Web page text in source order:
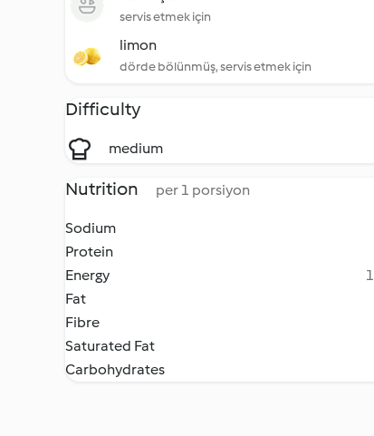
servis etmek için
limon
dörde bölünmüş, servis etmek için
Difficulty
medium
Nutrition per 1 porsiyon
Sodium
Protein
Energy
Fat
Fibre
Saturated Fat
Carbohydrates